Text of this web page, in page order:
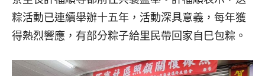
粽活動已連續舉辦十五年，活動深具意義，每年獲
得熱烈響應，有部分粽子給里民帶回家自巳包粽。